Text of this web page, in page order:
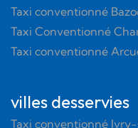
Taxi conventionné
Taxi Conventionné
Taxi conventionné
villes desservies
Taxi conventionné